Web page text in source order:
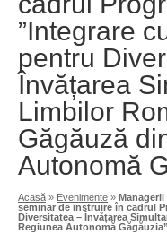
”Integrare
pentru
Învățarea
Limbilor
Găgăuză
Autonomă
Acasă » Evenimente »
seminar de instruire în cadrul
Diversitatea – Învățarea
Regiunea Autonomă Găgăuzia”